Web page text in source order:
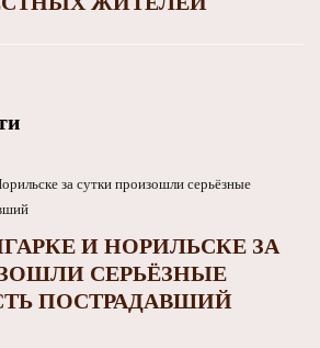
И НОРИЛЬСКЕ ЗА
СЕРЬЁЗНЫЕ
ПОСТРАДАВШИЙ